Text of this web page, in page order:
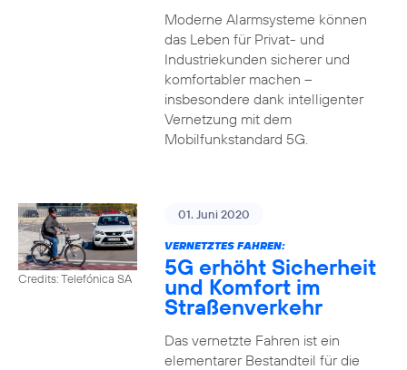
Moderne Alarmsysteme können
das Leben für Privat- und
Industriekunden sicherer und
komfortabler machen –
insbesondere dank intelligenter
Vernetzung mit dem
Mobilfunkstandard 5G.
Credits: Telefónica SA
01. Juni 2020
VERNETZTES FAHREN:
5G erhöht Sicherheit
und Komfort im
Straßenverkehr
Das vernetzte Fahren ist ein
elementarer Bestandteil für die